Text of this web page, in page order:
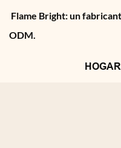
Flame Bright: un
ODM.
HOGAR